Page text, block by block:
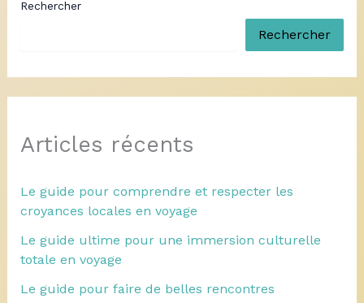
Rechercher
Rechercher
Articles récents
Le guide pour comprendre et respecter les
croyances locales en voyage
Le guide ultime pour une immersion culturelle
totale en voyage
Le guide pour faire de belles rencontres